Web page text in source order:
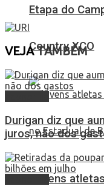
Etapa do
Country XCO
Jovens
VEJATAMBÉM
Durigan diz que
juros, não dos